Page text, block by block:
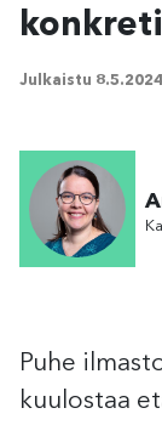
Julkaistu 8.5.2024
Puhe
kuulostaa